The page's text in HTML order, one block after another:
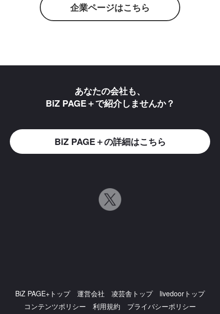
企業ページはこちら
あなたの会社も、
BiZ PAGE＋で紹介しませんか？
BiZ PAGE＋の詳細はこちら
BiZ PAGE+トップ 運営会社 凌芸舎トップ
livedoorトップ
コンテンツポリシー
利用規約
プライバシーポリシー